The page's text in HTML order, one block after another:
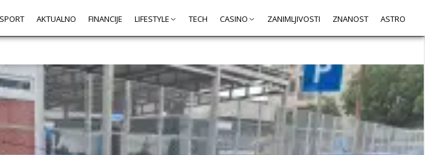
SPORT AKTUALNO FINANCIJE LIFESTYLE TECH CASINO ZANIMLJIVOSTI ZNANOST ASTRO